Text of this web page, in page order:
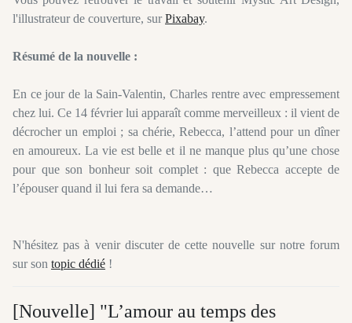
l'illustrateur de couverture, surPixabay.
Résumé de la nouvelle :
En ce jour de la Sain-Valentin, Charles rentre avec empressement
chez lui. Ce 14 février lui apparaît comme merveilleux : il vient de
décrocher un emploi ; sa chérie, Rebecca, l’attend pour un dîner
en amoureux. La vie est belle et il ne manque plus qu’une chose
pour que son bonheur soit complet : que Rebecca accepte de
l’épouser quand il lui fera sa demande…
N'hésitez pas à venir discuter de cette nouvelle sur notre forum
sur son topic dédié !
[Nouvelle] "L’amour au temps des